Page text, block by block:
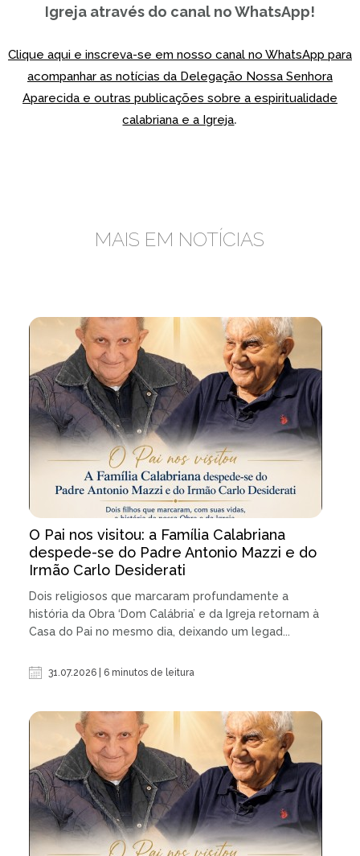
Igreja através do canal no WhatsApp!
Clique aqui e inscreva-se em nosso canal no WhatsApp para
acompanhar as notícias da Delegação Nossa Senhora
Aparecida e outras publicações sobre a espiritualidade
calabriana e a Igreja.
MAIS EM NOTÍCIAS
O Pai nos visitou: a Família Calabriana
despede-se do Padre Antonio Mazzi e do
Irmão Carlo Desiderati
Dois religiosos que marcaram profundamente a
história da Obra ‘Dom Calábria’ e da Igreja retornam à
Casa do Pai no mesmo dia, deixando um legad...
31.07.2026 | 6 minutos de leitura